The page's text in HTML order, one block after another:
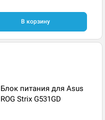
В корзину
Блок питания для Asus
ROG Strix G531GD